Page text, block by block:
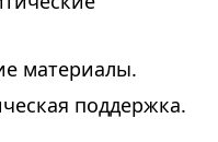
материалы.
поддержка.